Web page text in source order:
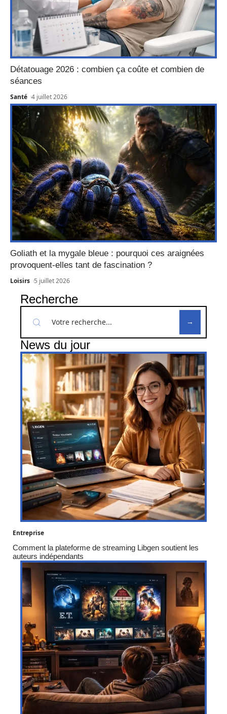
Détatouage 2026 : combien ça coûte et combien de
séances
Santé 4 juillet 2026
Goliath et la mygale bleue : pourquoi ces araignées
provoquent-elles tant de fascination ?
Loisirs 5 juillet 2026
Recherche
News du jour
Entreprise
Comment la plateforme de streaming Libgen soutient les
auteurs indépendants